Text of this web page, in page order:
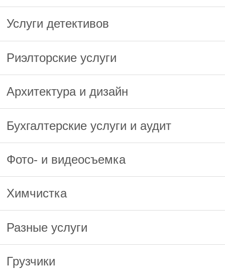
Услуги детективов
Риэлторские услуги
Архитектура и дизайн
Бухгалтерские услуги и аудит
Фото- и видеосъемка
Химчистка
Разные услуги
Грузчики